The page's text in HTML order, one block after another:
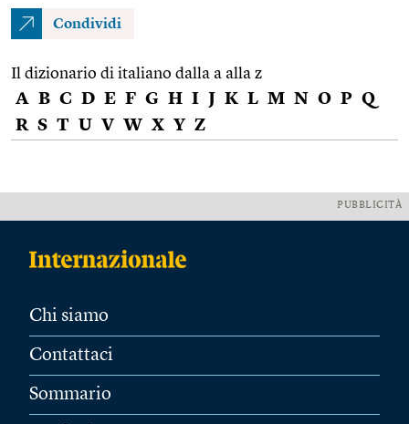
Condividi
Il dizionario di italiano dalla a alla z
A B C D E F G H I J K L M N O P Q
R S T U V W X Y Z
PUBBLICITÀ
Chi siamo
Contattaci
Sommario